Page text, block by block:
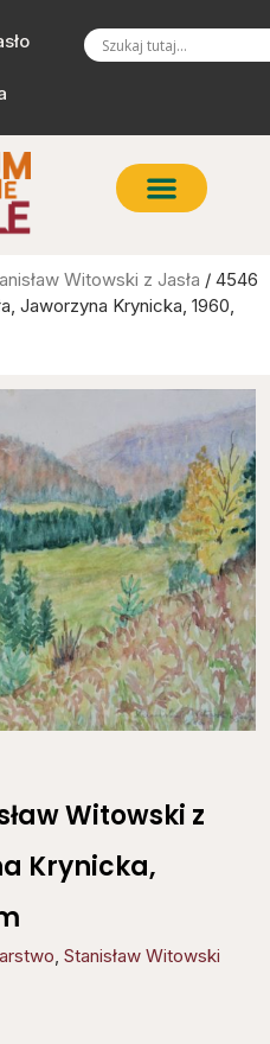
Witowski z Jasła / 4546
Jaworzyna Krynicka, 1960,
Witowski z
Krynicka,
Stanisław Witowski